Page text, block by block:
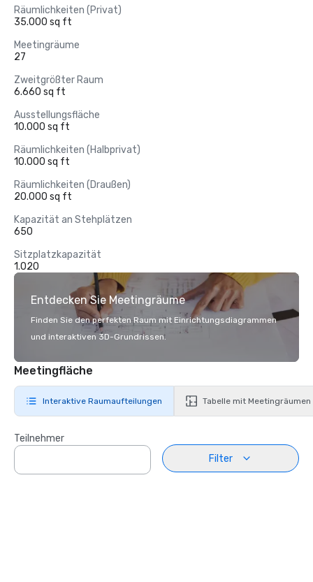
Räumlichkeiten (Privat)
35.000 sq ft
Meetingräume
27
Zweitgrößter Raum
6.660 sq ft
Ausstellungsfläche
10.000 sq ft
Räumlichkeiten (Halbprivat)
10.000 sq ft
Räumlichkeiten (Draußen)
20.000 sq ft
Kapazität an Stehplätzen
650
Sitzplatzkapazität
1.020
Entdecken Sie Meetingräume
Finden Sie den perfekten Raum mit Einrichtungsdiagrammen
und interaktiven 3D-Grundrissen.
Meetingfläche
Interaktive Raumaufteilungen Tabelle mit Meetingräumen
Teilnehmer
Filter